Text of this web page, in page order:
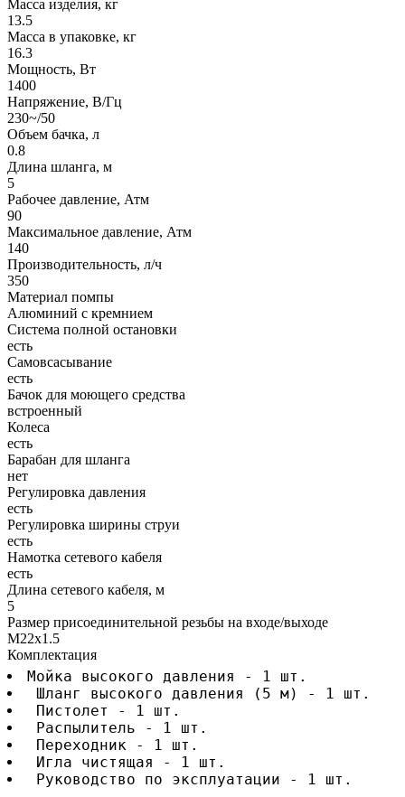
Масса изделия, кг
13.5
Масса в упаковке, кг
16.3
Мощность, Вт
1400
Напряжение, В/Гц
230~/50
Объем бачка, л
0.8
Длина шланга, м
5
Рабочее давление, Атм
90
Максимальное давление, Атм
140
Производительность, л/ч
350
Материал помпы
Алюминий с кремнием
Система полной остановки
есть
Самовсасывание
есть
Бачок для моющего средства
встроенный
Колеса
есть
Барабан для шланга
нет
Регулировка давления
есть
Регулировка ширины струи
есть
Намотка сетевого кабеля
есть
Длина сетевого кабеля, м
5
Размер присоединительной резьбы на входе/выходе
М22х1.5
Комплектация
Мойка высокого давления - 1 шт.
Шланг высокого давления (5 м) - 1 шт.
Пистолет - 1 шт.
Распылитель - 1 шт.
Переходник - 1 шт.
Игла чистящая - 1 шт.
Руководство по эксплуатации - 1 шт.